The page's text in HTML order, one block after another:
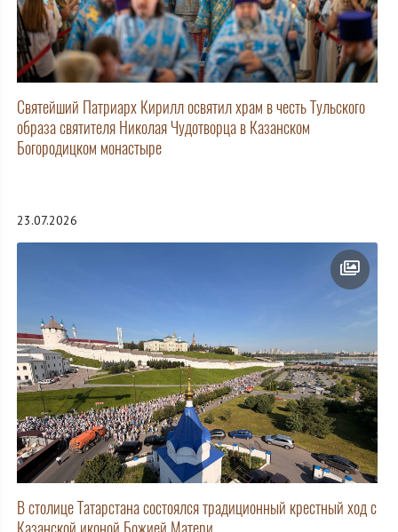
Святейший Патриарх Кирилл освятил храм в честь Тульского
образа святителя Николая Чудотворца в Казанском
Богородицком монастыре
23.07.2026
В столице Татарстана состоялся традиционный крестный ход с